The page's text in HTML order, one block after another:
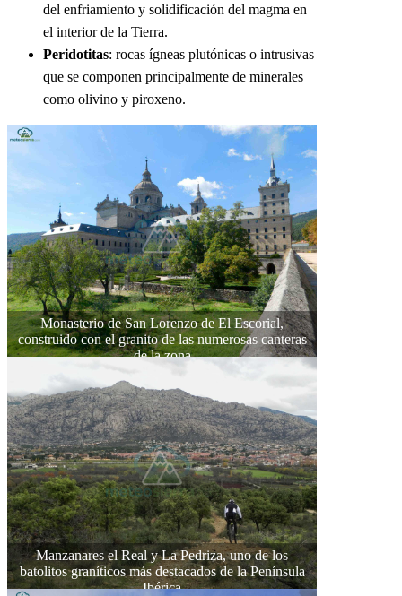
del enfriamiento y solidificación del magma en
el interior de la Tierra.
Peridotitas: rocas ígneas plutónicas o intrusivas
que se componen principalmente de minerales
como olivino y piroxeno.
Monasterio de San Lorenzo de El Escorial,
construido con el granito de las numerosas canteras
de la zona
Manzanares el Real y La Pedriza, uno de los
batolitos graníticos más destacados de la Península
Ibérica